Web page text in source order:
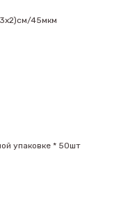
45мкм
упаковке * 50шт